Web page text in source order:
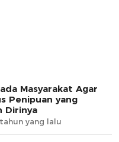
Masyarakat Agar
Penipuan yang
Dirinya
yang lalu